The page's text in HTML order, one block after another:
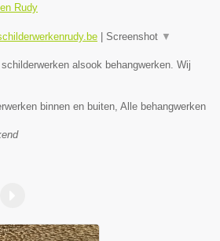
Rudy
| Screenshot ▼
alsook behangwerken. Wij
binnen en buiten, Alle behangwerken